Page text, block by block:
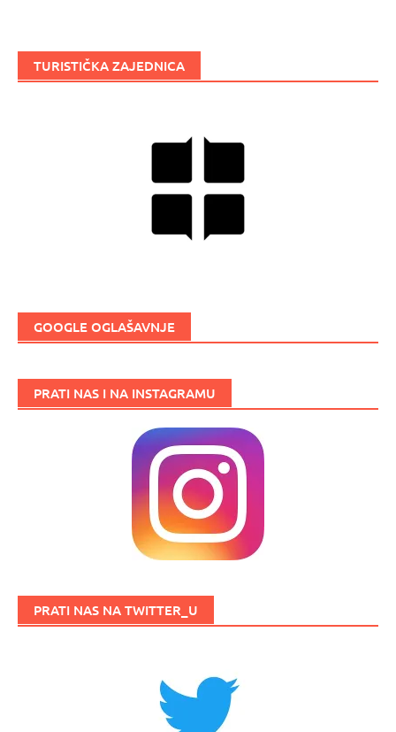
TURISTIČKA ZAJEDNICA
GOOGLE OGLAŠAVNJE
PRATI NAS I NA INSTAGRAMU
PRATI NAS NA TWITTER_U